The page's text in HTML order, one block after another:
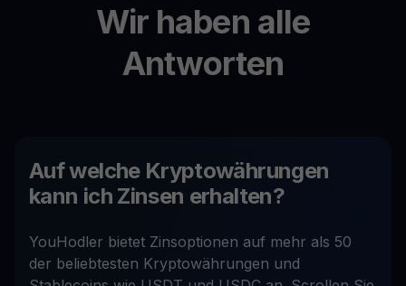
Wir haben alle
Antworten
Auf welche Kryptowährungen
kann ich Zinsen erhalten?
YouHodler bietet Zinsoptionen auf mehr als 50
der beliebtesten Kryptowährungen und